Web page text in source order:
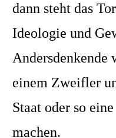
dann steht das
Ideologie und
einem Zweifler
Staat oder so
machen.